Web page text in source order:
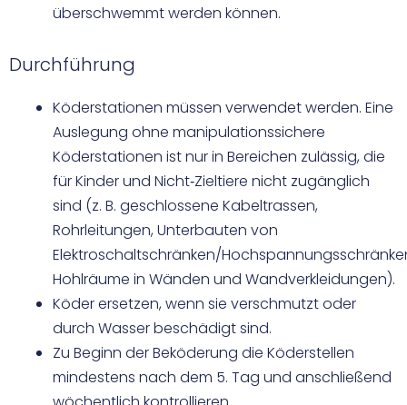
überschwemmt werden können.
Durchführung
Köderstationen müssen verwendet werden. Eine
Auslegung ohne manipulationssichere
Köderstationen ist nur in Bereichen zulässig, die
für Kinder und Nicht‑Zieltiere nicht zugänglich
sind (z. B. geschlossene Kabeltrassen,
Rohrleitungen, Unterbauten von
Elektroschaltschränken/
Hohlräume in Wänden und Wandverkleidungen).
Köder ersetzen, wenn sie verschmutzt oder
durch Wasser beschädigt sind.
Zu Beginn der Beköderung die Köderstellen
mindestens nach dem 5. Tag und anschließend